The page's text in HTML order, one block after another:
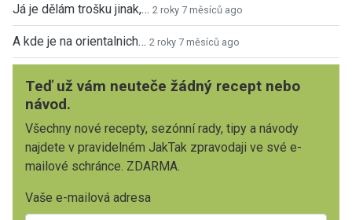
Já je dělám trošku jinak,… 2 roky 7 měsíců ago
A kde je na orientalnich… 2 roky 7 měsíců ago
Teď už vám neuteče žádný recept nebo
návod.
Všechny nové recepty, sezónní rady, tipy a návody
najdete v pravidelném JakTak zpravodaji ve své e-
mailové schránce. ZDARMA.
Vaše e-mailová adresa